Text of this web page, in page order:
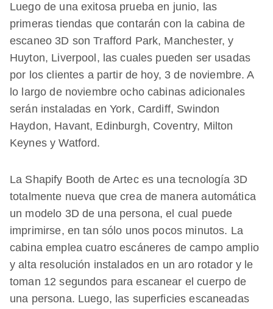
Luego de una exitosa prueba en junio, las
primeras tiendas que contarán con la cabina de
escaneo 3D son Trafford Park, Manchester, y
Huyton, Liverpool, las cuales pueden ser usadas
por los clientes a partir de hoy, 3 de noviembre. A
lo largo de noviembre ocho cabinas adicionales
serán instaladas en York, Cardiff, Swindon
Haydon, Havant, Edinburgh, Coventry, Milton
Keynes y Watford.
La Shapify Booth de Artec es una tecnología 3D
totalmente nueva que crea de manera automática
un modelo 3D de una persona, el cual puede
imprimirse, en tan sólo unos pocos minutos. La
cabina emplea cuatro escáneres de campo amplio
y alta resolución instalados en un aro rotador y le
toman 12 segundos para escanear el cuerpo de
una persona. Luego, las superficies escaneadas